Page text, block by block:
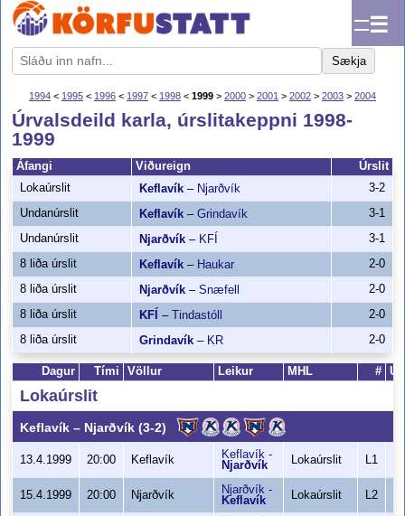
☰
Sækja
1994 < 1995 < 1996 < 1997 < 1998 < 1999 > 2000 > 2001 > 2002 > 2003 > 2004
Úrvalsdeild karla, úrslitakeppni 1998-
1999
Áfangi Viðureign
Úrslit
Lokaúrslit
Keflavík – Njarðvík
3-2
Undanúrslit
Keflavík – Grindavík
3-1
Undanúrslit
Njarðvík – KFÍ
3-1
8 liða úrslit
Keflavík – Haukar
2-0
8 liða úrslit
Njarðvík – Snæfell
2-0
8 liða úrslit
KFÍ – Tindastóll
2-0
8 liða úrslit
Grindavík – KR 2-0
Dagur Tími Völlur Leikur MHL #
Lokaúrslit
Keflavík – Njarðvík (3-2)
13.4.1999 20:00 Keflavík Keflavík -
Njarðvík
Lokaúrslit L1
15.4.1999 20:00 Njarðvík Njarðvík -
Keflavík
Lokaúrslit L2